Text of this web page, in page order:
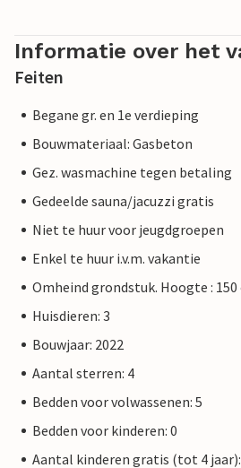
Informatie over het
Feiten
Begane gr. en 1e verdieping
Bouwmateriaal: Gasbeton
Gez. wasmachine tegen betaling
Gedeelde sauna/jacuzzi gratis
Niet te huur voor jeugdgroepen
Enkel te huur i.v.m. vakantie
Omheind grondstuk. Hoogte : 150
Huisdieren: 3
Bouwjaar: 2022
Aantal sterren: 4
Bedden voor volwassenen: 5
Bedden voor kinderen: 0
Aantal kinderen gratis (tot 4